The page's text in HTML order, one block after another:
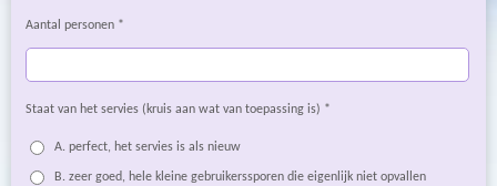
Aantal personen *
Staat van het servies (kruis aan wat van toepassing is) *
A. perfect, het servies is als nieuw
B. zeer goed, hele kleine gebruikerssporen die eigenlijk niet opvallen